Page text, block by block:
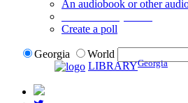
An audiobook or other
Create a poll
Georgia
World
LIBRARYGeorgia